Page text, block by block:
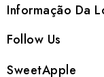
Informação Da
Follow Us
SweetApple